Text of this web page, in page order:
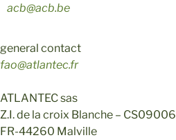
acb@acb.be
general contact
fao@atlantec.fr
ATLANTEC sas
Z.I. de la croix Blanche – CS09006
FR-44260 Malville